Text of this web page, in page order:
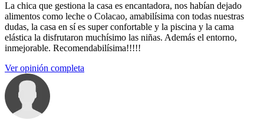
La chica que gestiona la casa es encantadora, nos habían dejado
alimentos como leche o Colacao, amabilísima con todas nuestras
dudas, la casa en sí es super confortable y la piscina y la cama
elástica la disfrutaron muchísimo las niñas. Además el entorno,
inmejorable. Recomendabilísima!!!!!
Ver opinión completa